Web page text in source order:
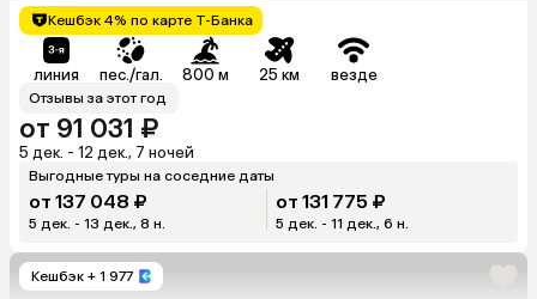
Кешбэк 4% по карте Т-Банка
линия пес./гал. 800 м 25 км везде
Отзывы за этот год
от 91 031 ₽
5 дек. - 12 дек., 7 ночей
Выгодные туры на соседние даты
от 137 048 ₽
5 дек. - 13 дек., 8 н.
от 131 775 ₽
5 дек. - 11 дек., 6 н.
Кешбэк + 1 977